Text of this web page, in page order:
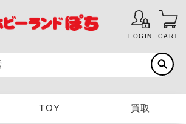
LOGIN CART
TOY 買取